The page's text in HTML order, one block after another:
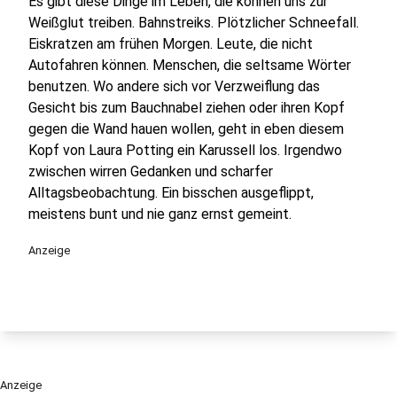
Weißglut treiben. Bahnstreiks. Plötzlicher Schneefall.
Eiskratzen am frühen Morgen. Leute, die nicht
Autofahren können. Menschen, die seltsame Wörter
benutzen. Wo andere sich vor Verzweiflung das
Gesicht bis zum Bauchnabel ziehen oder ihren Kopf
gegen die Wand hauen wollen, geht in eben diesem
Kopf von Laura Potting ein Karussell los. Irgendwo
zwischen wirren Gedanken und scharfer
Alltagsbeobachtung. Ein bisschen ausgeflippt,
meistens bunt und nie ganz ernst gemeint.
Anzeige
Anzeige